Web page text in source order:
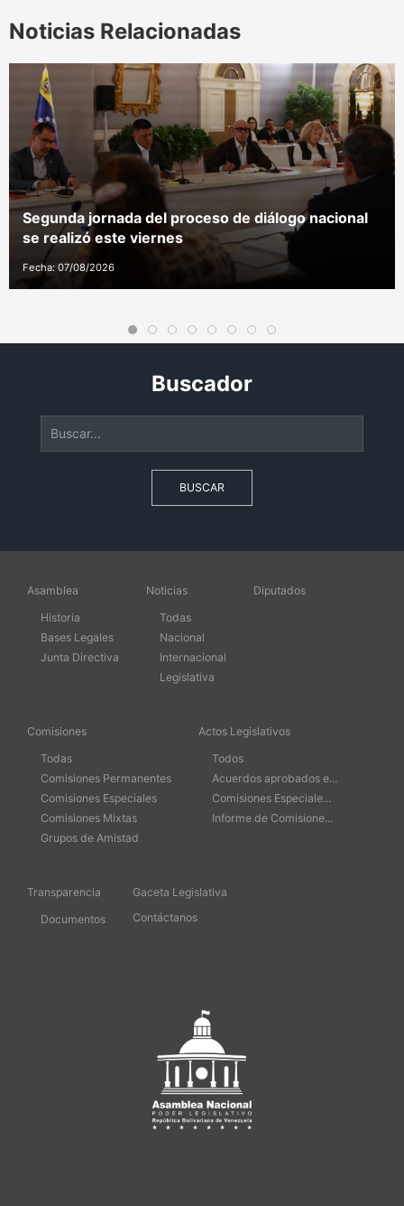
Noticias Relacionadas
Segunda jornada del proceso de diálogo nacional
se realizó este viernes
Fecha: 07/08/2026
Buscador
BUSCAR
Asamblea
Historia
Bases Legales
Junta Directiva
Noticias
Todas
Nacional
Internacional
Legislativa
Diputados
Comisiones
Todas
Comisiones Permanentes
Comisiones Especiales
Comisiones Mixtas
Grupos de Amistad
Actos Legislativos
Todos
Acuerdos aprobados e...
Comisiones Especiale...
Informe de Comisione...
Transparencia
Documentos
Gaceta Legislativa
Contáctanos